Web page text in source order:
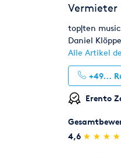
Vermieter
top|ten
Daniel
Alle Artikel
+49...
Erento
4,6 (*)
★
★
(*) ★
★
(*) ★
★
(*) ★
★
(*)